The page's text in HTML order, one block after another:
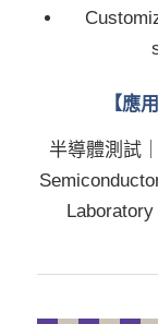
【應
半導體測試